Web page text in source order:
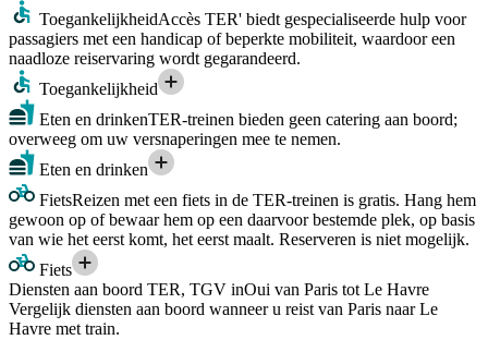
ToegankelijkheidAccès TER' biedt gespecialiseerde hulp voor
passagiers met een handicap of beperkte mobiliteit, waardoor een
naadloze reiservaring wordt gegarandeerd.
Toegankelijkheid
Eten en drinkenTER-treinen bieden geen catering aan boord;
overweeg om uw versnaperingen mee te nemen.
Eten en drinken
FietsReizen met een fiets in de TER-treinen is gratis. Hang hem
gewoon op of bewaar hem op een daarvoor bestemde plek, op basis
van wie het eerst komt, het eerst maalt. Reserveren is niet mogelijk.
Fiets
Diensten aan boord TER, TGV inOui van Paris tot Le Havre
Vergelijk diensten aan boord wanneer u reist van Paris naar Le
Havre met train.